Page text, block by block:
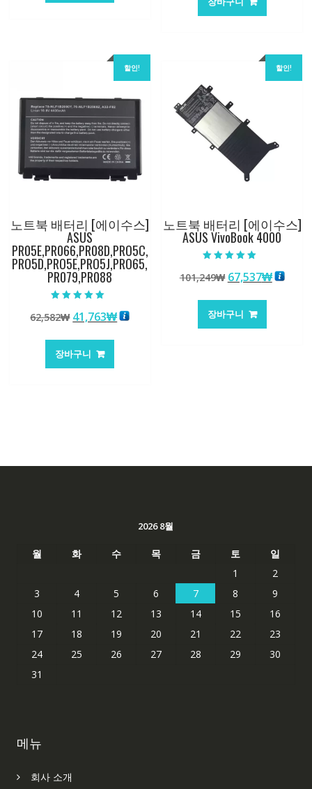
격:
할인!
노트북 배터리 [에이수스]
ASUS
PR05E,PR066,PR08D,PRO5C,
PRO5D,PRO5E,PRO5J,PRO65,
PR079,PR088
5.00
로 평가됨
62,582₩ 원
가
격:
41,763₩현
장바구니
할인!
노트북 배터리 [에이수스]
ASUS VivoBook 4000
5.00
로 평가됨
101,249₩ 원
가
격:
67,537₩현
장바구니
2026 8월
월 화 수 목 금 토
일
1
2
3
4 5 6 7 8
9
10
11 12 13 14 15
16
17
18 19 20 21 22
23
24
25 26 27 28 29
30
31
메뉴
회사 소개